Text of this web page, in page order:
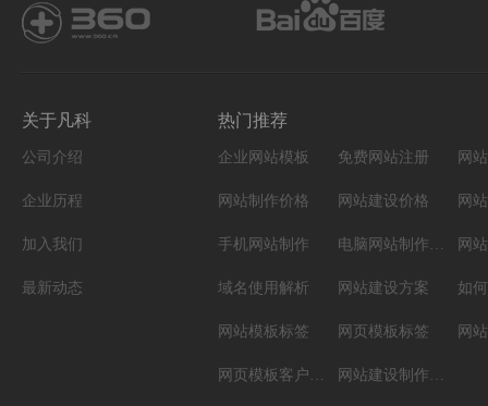
关于凡科
公司介绍
企业历程
加入我们
最新动态
热门推荐
企业网站模板 免费网站注册 网
网站制作价格 网站建设价格 网
手机网站制作 电脑网站制作设计 网
域名使用解析 网站建设方案 如
网站模板标签 网页模板标签
网页模板客户案例 网站建设制作知识